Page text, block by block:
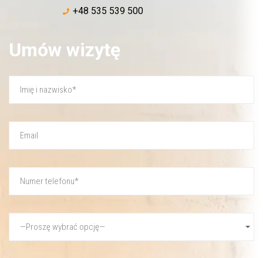
+48 535 539 500
Umów wizytę